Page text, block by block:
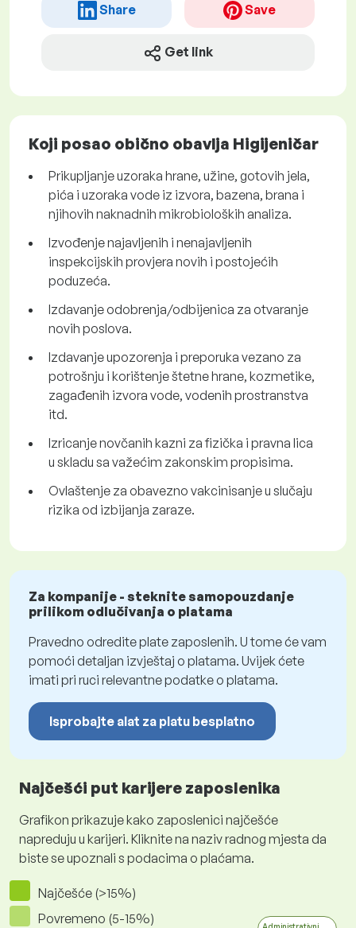
Share Save
Get link
Koji posao obično obavlja Higijeničar
Prikupljanje uzoraka hrane, užine, gotovih jela,
pića i uzoraka vode iz izvora, bazena, brana i
njihovih naknadnih mikrobioloških analiza.
Izvođenje najavljenih i nenajavljenih
inspekcijskih provjera novih i postojećih
poduzeća.
Izdavanje odobrenja/odbijenica za otvaranje
novih poslova.
Izdavanje upozorenja i preporuka vezano za
potrošnju i korištenje štetne hrane, kozmetike,
zagađenih izvora vode, vodenih prostranstva
itd.
Izricanje novčanih kazni za fizička i pravna lica
u skladu sa važećim zakonskim propisima.
Ovlaštenje za obavezno vakcinisanje u slučaju
rizika od izbijanja zaraze.
Za kompanije - steknite samopouzdanje
prilikom odlučivanja o platama
Pravedno odredite plate zaposlenih. U tome će vam
pomoći detaljan izvještaj o platama. Uvijek ćete
imati pri ruci relevantne podatke o platama.
Isprobajte alat za platu besplatno
Najčešći put karijere zaposlenika
Grafikon prikazuje kako zaposlenici najčešće
napreduju u karijeri. Kliknite na naziv radnog mjesta da
biste se upoznali s podacima o plaćama.
Najčešće (>15%)
Povremeno (5-15%)